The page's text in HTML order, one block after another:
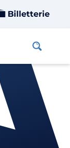
Billetterie
Afficher